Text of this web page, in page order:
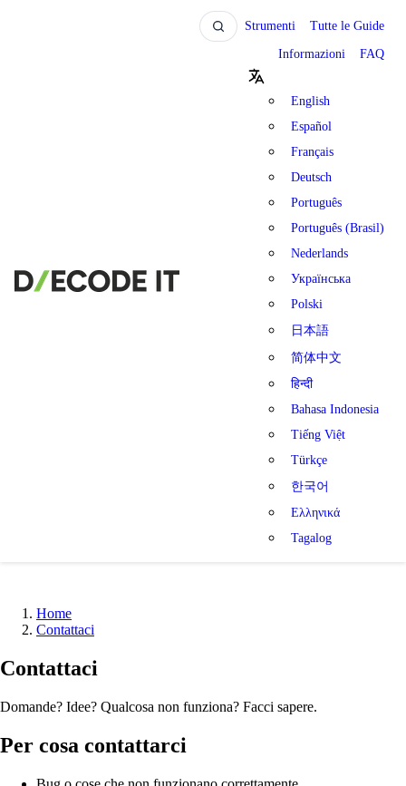
Strumenti Tutte le Guide
Informazioni FAQ
English
Español
Français
Deutsch
Português
Português (Brasil)
Nederlands
Українська
Polski
日本語
简体中文
हिन्दी
Bahasa Indonesia
Tiếng Việt
Türkçe
한국어
Ελληνικά
Tagalog
Home
Contattaci
Contattaci
Domande? Idee? Qualcosa non funziona? Facci sapere.
Per cosa contattarci